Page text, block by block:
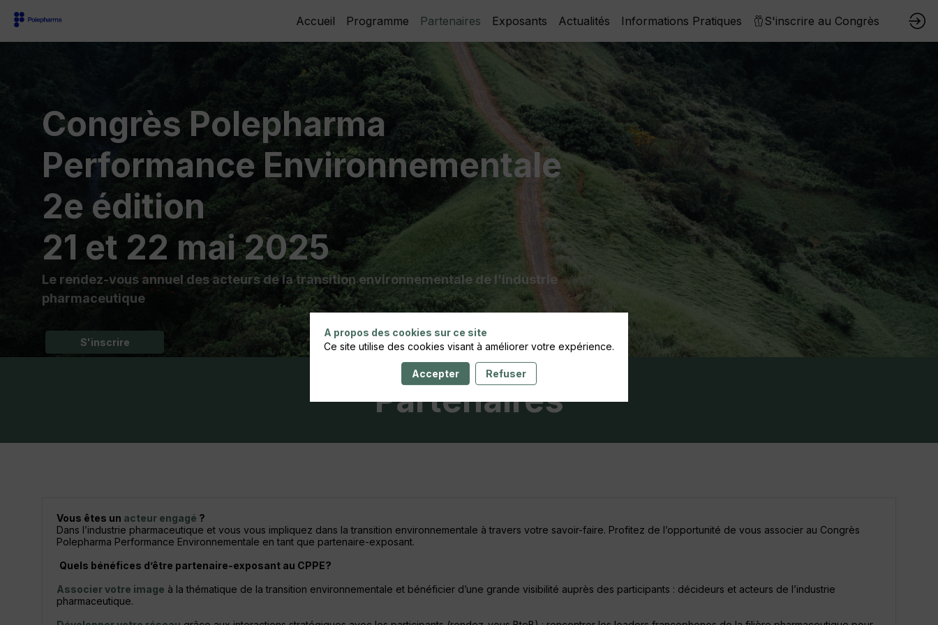
Accueil Programme Partenaires Exposants Actualités Informations Pratiques S'inscrire au Congrès
Congrès Polepharma
Performance Environnementale
2e édition
21 et 22 mai 2025
Le rendez-vous annuel des acteurs de la transition environnementale de l’industrie
pharmaceutique
S'inscrire
Partenaires
Vous êtes un acteur engagé ?
Dans l’industrie pharmaceutique et vous vous impliquez dans la transition environnementale à travers votre savoir-faire. Profitez de l’opportunité de vous associer au Congrès
Polepharma Performance Environnementale en tant que partenaire-exposant.
Quels bénéfices d’être partenaire-exposant au CPPE?
Associer votre image à la thématique de la transition environnementale et bénéficier d’une grande visibilité auprès des participants : décideurs et acteurs de l’industrie
pharmaceutique.
A propos des cookies sur ce site
Ce site utilise des cookies visant à améliorer votre expérience.
Accepter Refuser